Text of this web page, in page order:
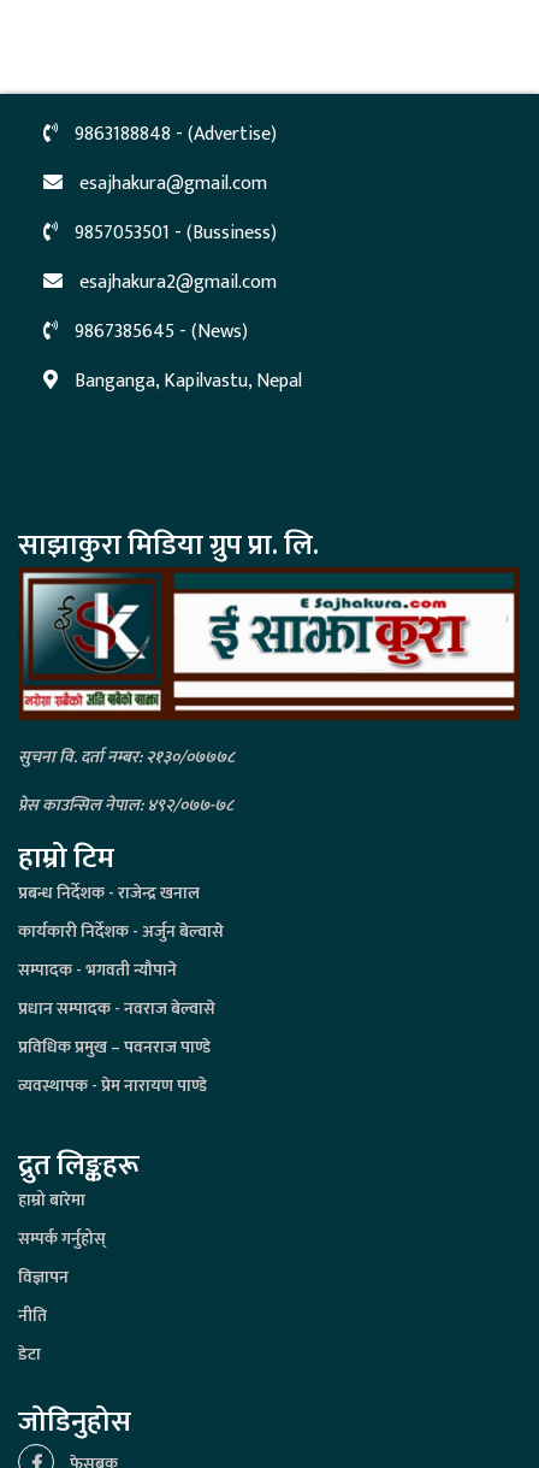
9863188848 - (Advertise)
esajhakura@gmail.com
9857053501 - (Bussiness)
esajhakura2@gmail.com
9867385645 - (News)
Banganga, Kapilvastu, Nepal
साझाकुरा मिडिया ग्रुप प्रा. लि.
सुचना वि. दर्ता नम्बर: २१३०/०७७७८
प्रेस काउन्सिल नेपाल: ४९२/०७७-७८
हाम्रो टिम
प्रबन्ध निर्देशक - राजेन्द्र खनाल
कार्यकारी निर्देशक - अर्जुन बेल्वासे
सम्पादक - भगवती न्यौपाने
प्रधान सम्पादक - नवराज बेल्वासे
प्रविधिक प्रमुख – पवनराज पाण्डे
व्यवस्थापक - प्रेम नारायण पाण्डे
द्रुत लिङ्कहरू
हाम्रो बारेमा
सम्पर्क गर्नुहोस्
विज्ञापन
नीति
डेटा
जोडिनुहोस